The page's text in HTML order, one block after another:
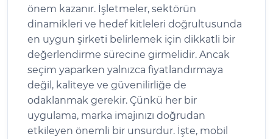
önem kazanır. İşletmeler, sektörün
dinamikleri ve hedef kitleleri doğrultusunda
en uygun şirketi belirlemek için dikkatli bir
değerlendirme sürecine girmelidir. Ancak
seçim yaparken yalnızca fiyatlandırmaya
değil, kaliteye ve güvenilirliğe de
odaklanmak gerekir. Çünkü her bir
uygulama, marka imajınızı doğrudan
etkileyen önemli bir unsurdur. İşte, mobil